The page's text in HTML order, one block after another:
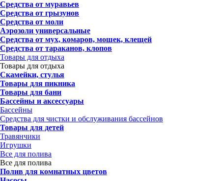
Средства от муравьев
Средства от грызунов
Средства от моли
Аэрозоли универсальные
Средства от мух, комаров, мошек, клещей
Средства от тараканов, клопов
Товары для отдыха
Товары для отдыха
Скамейки, стулья
Товары для пикника
Товары для бани
Бассейны и аксессуары
Бассейны
Средства для чистки и обслуживания бассейнов
Товары для детей
Травянчики
Игрушки
Все для полива
Все для полива
Полив для комнатных цветов